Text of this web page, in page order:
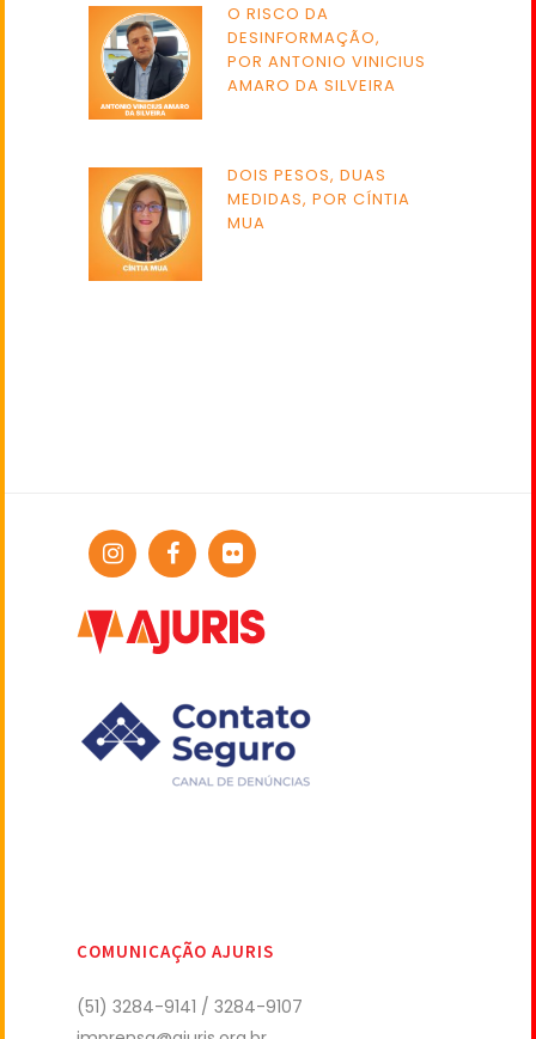
O RISCO DA
DESINFORMAÇÃO,
POR ANTONIO VINICIUS
AMARO DA SILVEIRA
DOIS PESOS, DUAS
MEDIDAS, POR CÍNTIA
MUA
COMUNICAÇÃO AJURIS
(51) 3284-9141 / 3284-9107